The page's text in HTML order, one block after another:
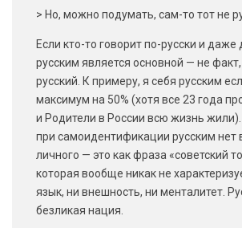
> Но, можно подумать, сам-то тот не
Если кто-то говорит по-русски и даже
русским является основной — не
русский. К примеру, я себя русским
максимум на 50% (хотя все 23 года
и Родители в России всю жизнь
при самоидентификации русским нет
личного — это как фраза «советский
которая вообще никак не
язык, ни внешность, ни менталитет.
безликая нация.